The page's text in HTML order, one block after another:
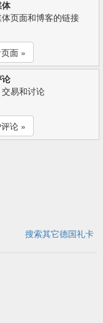
页面和博客的链接
面 »
易和讨论
论 »
搜索其它德国礼卡